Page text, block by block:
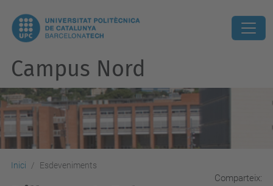
Campus Nord
Inici Esdeveniments
Comparteix: